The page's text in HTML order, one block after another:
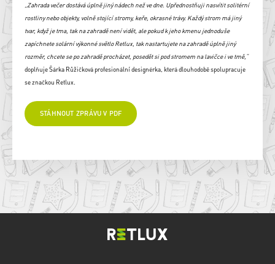
„Zahrada večer dostává úplně jiný nádech než ve dne. Upřednostňuji nasvítit solitérní
rostliny nebo objekty, volně stojící stromy, keře, okrasné trávy. Každý strom má jiný
tvar, když je tma, tak na zahradě není vidět, ale pokud k jeho kmenu jednoduše
zapíchnete solární výkonné světlo Retlux, tak nastartujete na zahradě úplně jiný
rozměr, chcete se po zahradě procházet, posedět si pod stromem na lavičce i ve tmě,“
doplňuje Šárka Růžičková profesionální designérka, která dlouhodobě spolupracuje
se značkou Retlux.
STÁHNOUT ZPRÁVU V PDF